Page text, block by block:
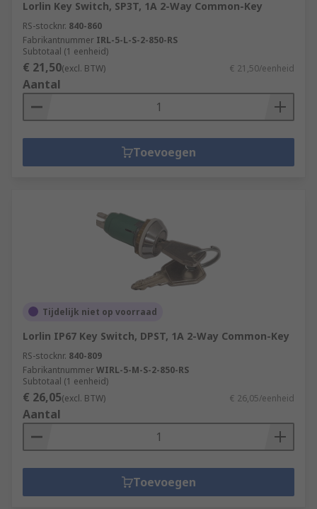
Lorlin Key Switch, SP3T, 1A 2-Way Common-Key
RS-stocknr. 840-860
Fabrikantnummer IRL-5-L-S-2-850-RS
Subtotaal (1 eenheid)
€ 21,50(excl. BTW) € 21,50/eenheid
Aantal
Toevoegen
Tijdelijk niet op voorraad
Lorlin IP67 Key Switch, DPST, 1A 2-Way Common-Key
RS-stocknr. 840-809
FabrikantnummerWIRL-5-M-S-2-850-RS
Subtotaal (1 eenheid)
€ 26,05(excl. BTW) € 26,05/eenheid
Aantal
Toevoegen